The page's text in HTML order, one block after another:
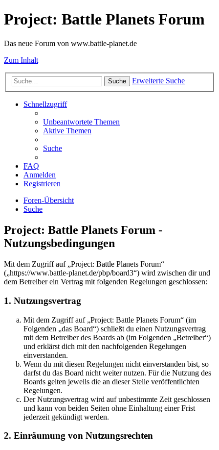
Project: Battle Planets Forum
Das neue Forum von www.battle-planet.de
Zum Inhalt
Suche Erweiterte Suche
Schnellzugriff
Unbeantwortete Themen
Aktive Themen
Suche
FAQ
Anmelden
Registrieren
Foren-Übersicht
Suche
Project: Battle Planets Forum -
Nutzungsbedingungen
Mit dem Zugriff auf „Project: Battle Planets Forum“
(„https://www.battle-planet.de/pbp/board3“) wird zwischen dir und
dem Betreiber ein Vertrag mit folgenden Regelungen geschlossen:
1. Nutzungsvertrag
Mit dem Zugriff auf „Project: Battle Planets Forum“ (im
Folgenden „das Board“) schließt du einen Nutzungsvertrag
mit dem Betreiber des Boards ab (im Folgenden „Betreiber“)
und erklärst dich mit den nachfolgenden Regelungen
einverstanden.
Wenn du mit diesen Regelungen nicht einverstanden bist, so
darfst du das Board nicht weiter nutzen. Für die Nutzung des
Boards gelten jeweils die an dieser Stelle veröffentlichten
Regelungen.
Der Nutzungsvertrag wird auf unbestimmte Zeit geschlossen
und kann von beiden Seiten ohne Einhaltung einer Frist
jederzeit gekündigt werden.
2. Einräumung von Nutzungsrechten